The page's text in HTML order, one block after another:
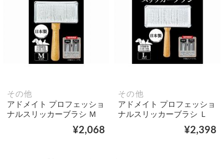
その他
アドメイト プロフェッショ
ナルスリッカーブラシ Ｍ
¥2,068
その他
アドメイト プロフェッショ
ナルスリッカーブラシ Ｌ
¥2,398